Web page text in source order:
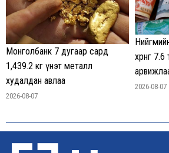
Монголбанк 7 дугаар сард
1,439.2 кг үнэт металл
худалдан авлаа
2026-08-07
хөрөнгө
2026-08-07